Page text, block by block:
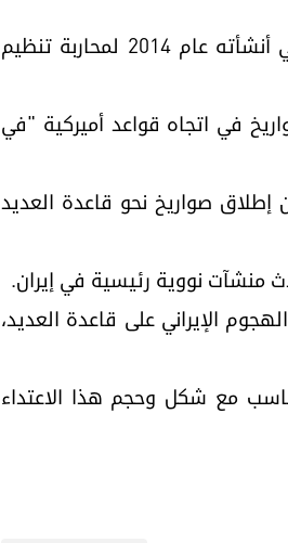
وتنشر الولايات المتحدة زهاء 2500 جندي في العراق في تحالف دولي أنشأته عام 2014 لمحاربة تنظيم
في اتجاه قواعد أميركية "في
إطلاق صواريخ نحو قاعدة العديد
منشآت نووية رئيسية في إيران.
الإيراني على قاعدة العديد،
مع شكل وحجم هذا الاعتداء